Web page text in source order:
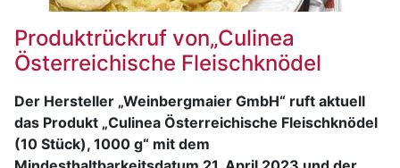
Produktrückruf von„Culinea
Österreichische Fleischknödel
Der Hersteller „Weinbergmaier GmbH“ ruft aktuell
das Produkt „Culinea Österreichische Fleischknödel
(10 Stück), 1000 g“ mit dem